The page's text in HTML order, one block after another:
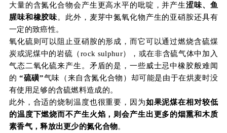
大量的含氮化合物会产生更高水平的吡啶，并产生涩味、鱼
腥味和橡胶味。此外，麦芽中氮氧化物产生的亚硝胺还具有
一定的致癌性。
氧化硫则可以阻止亚硝胺的形成，而它可以通过燃烧含硫煤
炭或泥煤中的岩硫（rock sulphur），或在非含硫气体中加入
气态二氧化硫来产生。矛盾的是，一些威士忌中橡胶般难闻
的“硫磺”气味（来自含氮化合物）却可能是由于在烘麦时没
有使用足够的含硫燃料造成的。
此外，合适的烧制温度也很重要，因为如果泥煤在相对较低
的温度下燃烧而不产生火焰，则会产生出更多的烟熏和木质
素香气，释放出更少的氮化合物。